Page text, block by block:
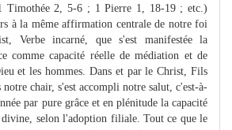
Timothée 2, 5-6 ; 1 Pierre 1, 18-19 ; etc.)
à la même affirmation centrale de notre foi
Verbe incarné, que s'est manifestée la
comme capacité réelle de médiation et de
et les hommes. Dans et par le Christ, Fils
notre chair, s'est accompli notre salut, c'est-à-
par pure grâce et en plénitude la capacité
selon l'adoption filiale. Tout ce que le